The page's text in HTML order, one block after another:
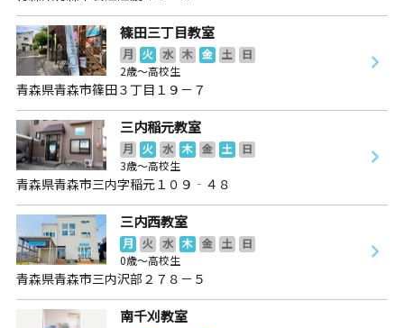
篠田三丁目教室
月 火 水 木 金 土
日
2歳～高校生
青森県青森市篠田３丁目１９－７
三内稲元教室
月 火 水 木 金 土
日
3歳～高校生
青森県青森市三内字稲元１０９‐４８
三内西教室
月 火 水 木 金 土
日
0歳～高校生
青森県青森市三内沢部２７８－５
南千刈教室